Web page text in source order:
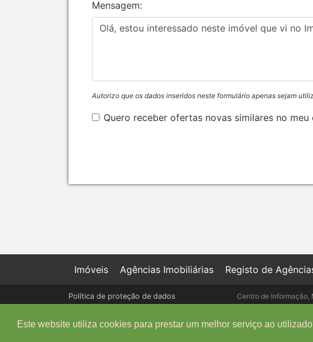
Este website utiliza cookies para prestar um melhor serviço ao
Mensagem:
Autorizo que os dados inseridos neste formulário apenas sejam
Quero receber ofertas novas similares no meu
Imóveis Agências Imobiliárias Registo de
Política de proteção de dados
Centro de Informação,